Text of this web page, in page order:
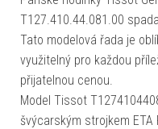
T127.410.44.081.00
Tato modelová řada je
využitelný pro každou
přijatelnou cenou.
Model Tissot
švýcarským strojkem